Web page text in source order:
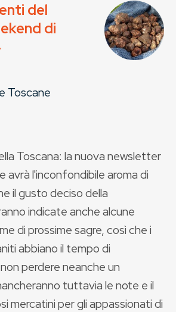
del
di
Toscane
Toscana: la nuova newsletter
avrà l'inconfondibile aroma di
il gusto deciso della
indicate anche alcune
di prossime sagre, così che i
abbiano il tempo di
perdere neanche un
tuttavia le note e il
mercatini per gli appassionati di